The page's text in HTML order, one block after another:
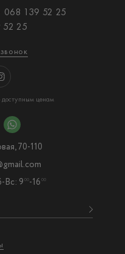
068 139 52 25
52 25
ценам
70-110
Вс: 9 00-16 00